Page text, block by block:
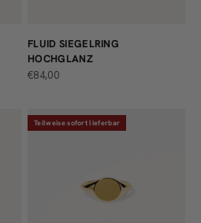
FLUID SIEGELRING
HOCHGLANZ
ANGEBOT
€84,00
Teilweise sofort lieferbar